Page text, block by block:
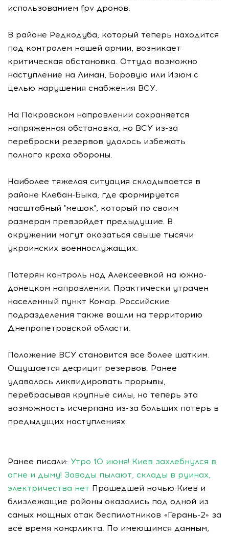
использованием fpv дронов.
В районе Редкодуба, который теперь находится
под контролем нашей армии, возникает
критическая обстановка. Оттуда возможно
наступление на Лиман, Боровую или Изюм с
целью нарушения снабжения ВСУ.
На Покровском направлении сохраняется
напряженная обстановка, но ВСУ из-за
переброски резервов удалось избежать
полного краха обороны.
Наиболее тяжелая ситуация складывается в
районе Клебан-Быка, где формируется
масштабный "мешок", который по своим
размерам превзойдет предыдущие. В
окружении могут оказаться свыше тысячи
украинских военнослужащих.
Потерян контроль над Алексеевкой на южно-
донецком направлении. Практически утрачен
населенный пункт Комар. Российские
подразделения также вошли на территорию
Днепропетровской области.
Положение ВСУ становится все более шатким.
Ощущается дефицит резервов. Ранее
удавалось ликвидировать прорывы,
перебрасывая крупные силы, но теперь эта
возможность исчерпана из-за больших потерь в
предыдущих наступлениях.
Ранее писали: Утро 10 июня! Киев захлебнулся в
огне и дыму! Заводы пылают, склады в руинах,
электричества нет Прошедшей ночью Киев и
близлежащие районы оказались под одной из
самых мощных атак беспилотников «Герань-2» за
всё время конфликта. По имеющимся данным,